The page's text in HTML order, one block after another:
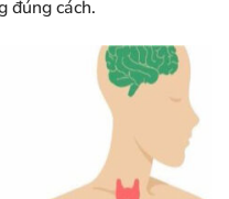
đúng cách.